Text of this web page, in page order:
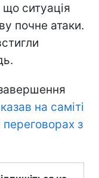
ситуація
почне атаки.
на саміті
з